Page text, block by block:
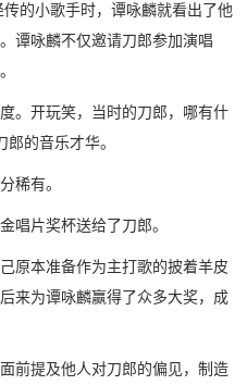
的小歌手时，谭咏麟就看出了他
谭咏麟不仅邀请刀郎参加演唱
。开玩笑，当时的刀郎，哪有什
的音乐才华。
稀有。
唱片奖杯送给了刀郎。
原本准备作为主打歌的披着羊皮
来为谭咏麟赢得了众多大奖，成
前提及他人对刀郎的偏见，制造